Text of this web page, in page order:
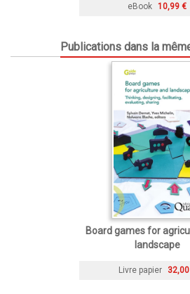
eBook 10,99 €
Publications dans la
Board games for
landscape
Livre papier